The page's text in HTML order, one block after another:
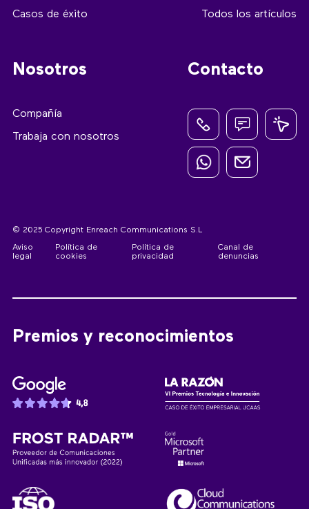
Casos de éxito Todos los artículos
Nosotros
Compañía
Trabaja con nosotros
Contacto
© 2025 Copyright Enreach Communications S.L
Aviso
legal
Política de
cookies
Política de
privacidad
Canal de
denuncias
Premios y reconocimientos